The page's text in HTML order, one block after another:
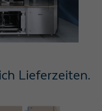
Lieferzeiten​.